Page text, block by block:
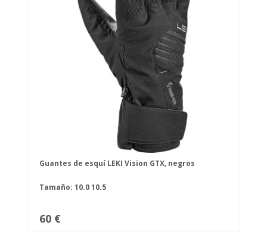
Guantes de esquí LEKI Vision GTX, negros
Tamaño: 10.010.5
60 €